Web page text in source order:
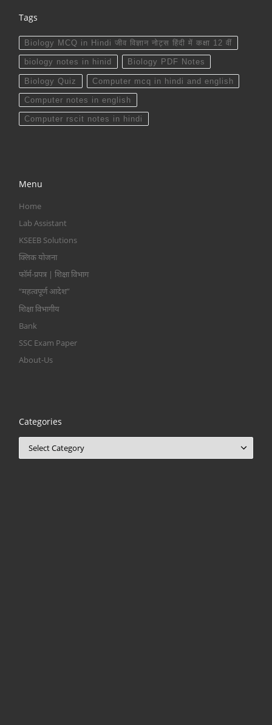
Tags
Biology MCQ in Hindi जीव विज्ञान नोट्स हिंदी में कक्षा 12 वीं
biology notes in hinid Biology PDF Notes
Biology Quiz Computer mcq in hindi and english
Computer notes in english
Computer rscit notes in hindi
Menu
Home
Lab Assistant
KSEEB Solutions
क्लिक योजना
फॉर्म-प्रपत्र | शिक्षा विभाग
“महत्वपूर्ण आदेश”
शिक्षा विभागीय
Bank
SSC Exam Paper
About-Us
Categories